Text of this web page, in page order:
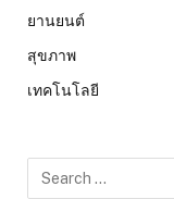
ยานยนต์
สุขภาพ
เทคโนโลยี